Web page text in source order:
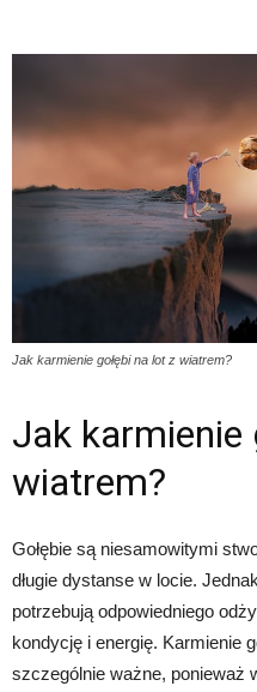
Jak karmienie gołębi na lot z wiatrem?
Jak karmienie
wiatrem?
Gołębie są niesamowitymi
długie dystanse w locie.
potrzebują odpowiedniego
kondycję i energię. Karmienie
szczególnie ważne, ponieważ